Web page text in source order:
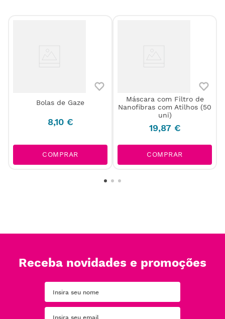
Bolas de Gaze
8,10 €
COMPRAR
Máscara com Filtro de
Nanofibras com Atilhos (50
uni)
19,87 €
COMPRAR
Receba novidades e promoções